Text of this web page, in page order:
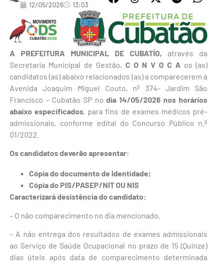
12/05/2026 13:03
A PREFEITURA MUNICIPAL DE CUBATÍO, através da
Secretaria Municipal de Gestão, C O N V O C A os (as)
candidatos (as) abaixo relacionados (as) a comparecerem à
Avenida Joaquim Miguel Couto, nº 374- Jardim São
Francisco – Cubatão SP nodia 14/05/2026 nos horários
abaixo especificados, para fins de exames médicos pré-
admissionais, conforme edital do Concurso Público n.º
01/2022.
Os candidatos deverão apresentar:
Cópia do documento de Identidade;
Cópia do PIS/PASEP/NIT OU NIS
Caracterizará desistência do candidato:
– O não comparecimento no dia mencionado.
– A não entrega dos resultados de exames admissionais
ao Serviço de Saúde Ocupacional no prazo de 15 (Quinze)
dias úteis após data de comparecimento determinada